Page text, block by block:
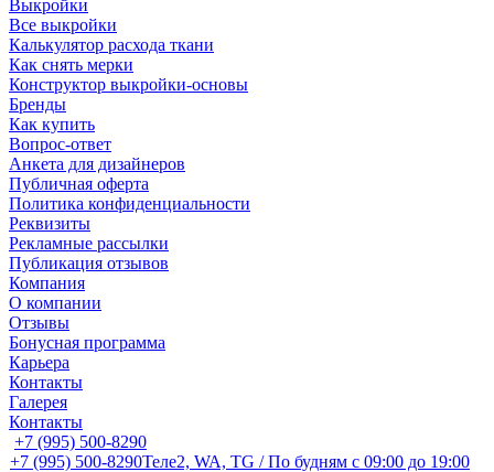
Выкройки
Все выкройки
Калькулятор расхода ткани
Как снять мерки
Конструктор выкройки-основы
Бренды
Как купить
Вопрос-ответ
Анкета для дизайнеров
Публичная оферта
Политика конфиденциальности
Реквизиты
Рекламные рассылки
Публикация отзывов
Компания
О компании
Отзывы
Бонусная программа
Карьера
Контакты
Галерея
Контакты
+7 (995) 500-8290
+7 (995) 500-8290Теле2, WA, TG / По будням c 09:00 до 19:00